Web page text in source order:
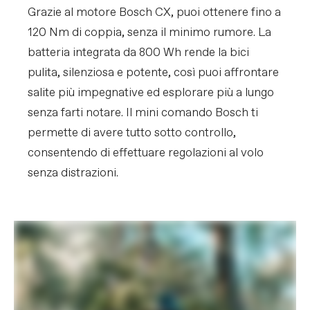
Grazie al motore Bosch CX, puoi ottenere fino a
120 Nm di coppia, senza il minimo rumore. La
batteria integrata da 800 Wh rende la bici
pulita, silenziosa e potente, così puoi affrontare
salite più impegnative ed esplorare più a lungo
senza farti notare. Il mini comando Bosch ti
permette di avere tutto sotto controllo,
consentendo di effettuare regolazioni al volo
senza distrazioni.
220/203mm rotors, 2.3mm thickness
Leve Freno
TRP EVO Pro hydraulic disc
RUOTE
Cerchi
DT Swiss H 1900 Spline, 30mm inner
width, TC (tubeless ready)
Dimensioni
pneumatico
2.5
Mozzi
(F) DT Swiss 370, 15x110mm thru-axle /
Radial casing, Addix Ultra Soft Foldable,
tubeless ready / (R) Schwalbe Albert,
27.5x2.5", Radial casing, Addix Soft
Foldable, tubeless ready
Front Tire
Schwalbe Shredda Front, 29x2.5",
Radial casing, Addix Ultra Soft Foldable
, tubeless ready
Rear Tire
Schwalbe Albert, 27.5x2.5", Radial